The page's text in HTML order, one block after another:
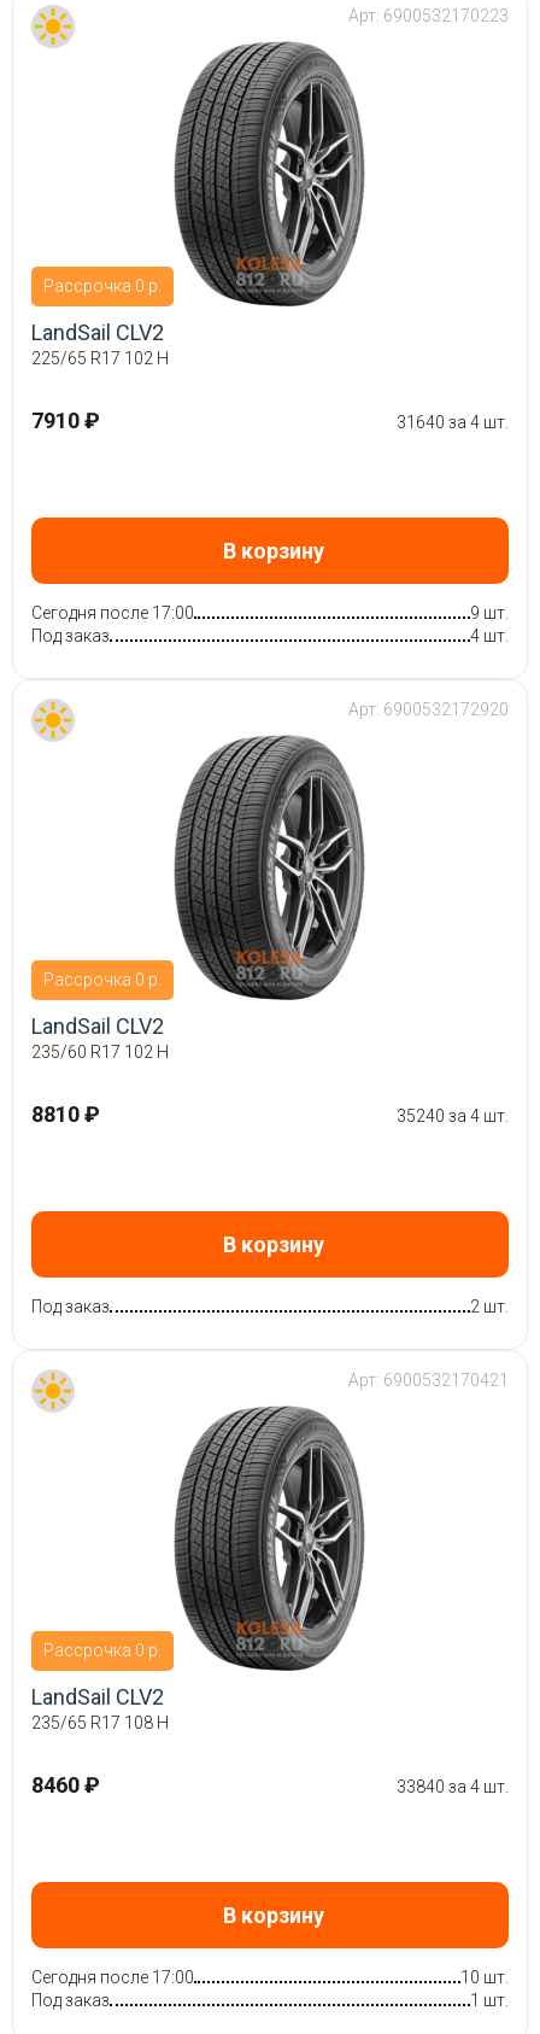
Рассрочка 0 р.
Арт: 6900532170223
LandSail CLV2
225/65 R17 102 H
7910 ₽ 31640 за 4 шт.
В корзину
Сегодня после 17:00
9 шт.
Под заказ
4 шт.
Рассрочка 0 р.
Арт: 6900532172920
LandSail CLV2
235/60 R17 102 H
8810 ₽ 35240 за 4 шт.
В корзину
Под заказ 2 шт.
Рассрочка 0 р.
Арт: 6900532170421
LandSail CLV2
235/65 R17 108 H
8460 ₽ 33840 за 4 шт.
В корзину
Сегодня после 17:00
10 шт.
Под заказ
1 шт.